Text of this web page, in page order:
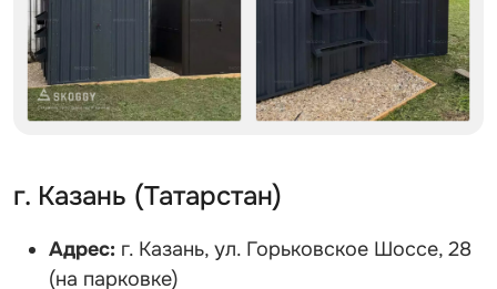
г. Казань (Татарстан)
Адрес: г. Казань, ул. Горьковское Шоссе, 28
(на парковке)